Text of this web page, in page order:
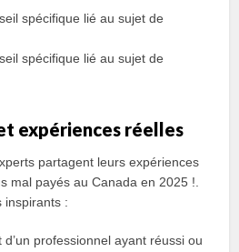
spécifique lié au sujet de
spécifique lié au sujet de
expériences réelles
partagent leurs expériences
mal payés au Canada en 2025 !.
inspirants :
d’un professionnel ayant réussi ou